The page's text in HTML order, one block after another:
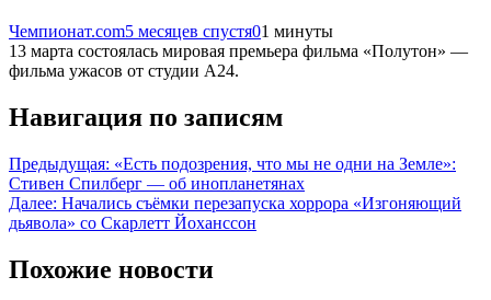
Чемпионат.com5 месяцев спустя01 минуты
13 марта состоялась мировая премьера фильма «Полутон» —
фильма ужасов от студии А24.
Навигация по записям
Предыдущая: «Есть подозрения, что мы не одни на Земле»:
Стивен Спилберг — об инопланетянах
Далее: Начались съёмки перезапуска хоррора «Изгоняющий
дьявола» со Скарлетт Йоханссон
Похожие новости